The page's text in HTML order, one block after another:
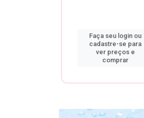
Faça seu login ou
cadastre-se para
ver preços e
comprar